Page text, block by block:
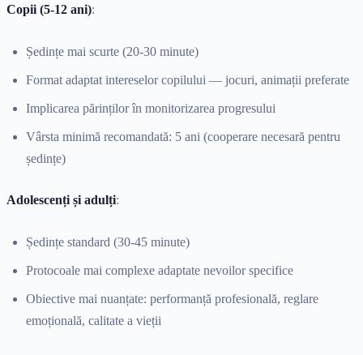
Copii (5-12 ani):
Ședințe mai scurte (20-30 minute)
Format adaptat intereselor copilului — jocuri, animații preferate
Implicarea părinților în monitorizarea progresului
Vârsta minimă recomandată: 5 ani (cooperare necesară pentru
ședințe)
Adolescenți și adulți:
Ședințe standard (30-45 minute)
Protocoale mai complexe adaptate nevoilor specifice
Obiective mai nuanțate: performanță profesională, reglare
emoțională, calitate a vieții